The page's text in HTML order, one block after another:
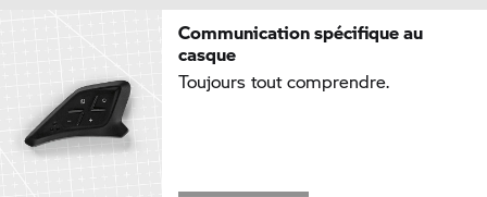
Communication spécifique au
casque
Toujours tout comprendre.